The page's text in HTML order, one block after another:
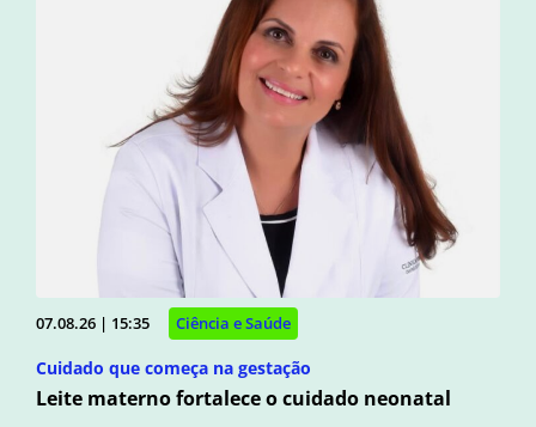
07.08.26 | 15:35 Ciência e Saúde
Cuidado que começa na gestação
Leite materno fortalece o cuidado neonatal